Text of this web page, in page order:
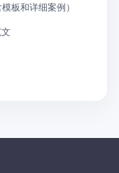
板和详细案例）